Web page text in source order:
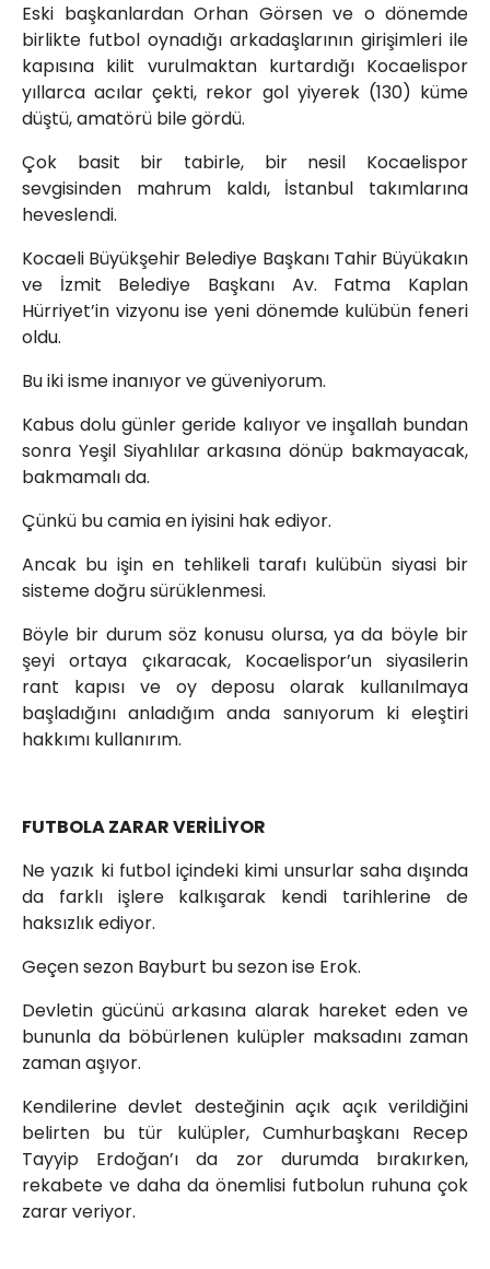
Eski başkanlardan Orhan Görsen ve o dönemde
birlikte futbol oynadığı arkadaşlarının girişimleri ile
kapısına kilit vurulmaktan kurtardığı Kocaelispor
yıllarca acılar çekti, rekor gol yiyerek (130) küme
düştü, amatörü bile gördü.
Çok basit bir tabirle, bir nesil Kocaelispor
sevgisinden mahrum kaldı, İstanbul takımlarına
heveslendi.
Kocaeli Büyükşehir Belediye Başkanı Tahir Büyükakın
ve İzmit Belediye Başkanı Av. Fatma Kaplan
Hürriyet’in vizyonu ise yeni dönemde kulübün feneri
oldu.
Bu iki isme inanıyor ve güveniyorum.
Kabus dolu günler geride kalıyor ve inşallah bundan
sonra Yeşil Siyahlılar arkasına dönüp bakmayacak,
bakmamalı da.
Çünkü bu camia en iyisini hak ediyor.
Ancak bu işin en tehlikeli tarafı kulübün siyasi bir
sisteme doğru sürüklenmesi.
Böyle bir durum söz konusu olursa, ya da böyle bir
şeyi ortaya çıkaracak, Kocaelispor’un siyasilerin
rant kapısı ve oy deposu olarak kullanılmaya
başladığını anladığım anda sanıyorum ki eleştiri
hakkımı kullanırım.
FUTBOLA ZARAR VERİLİYOR
Ne yazık ki futbol içindeki kimi unsurlar saha dışında
da farklı işlere kalkışarak kendi tarihlerine de
haksızlık ediyor.
Geçen sezon Bayburt bu sezon ise Erok.
Devletin gücünü arkasına alarak hareket eden ve
bununla da böbürlenen kulüpler maksadını zaman
zaman aşıyor.
Kendilerine devlet desteğinin açık açık verildiğini
belirten bu tür kulüpler, Cumhurbaşkanı Recep
Tayyip Erdoğan’ı da zor durumda bırakırken,
rekabete ve daha da önemlisi futbolun ruhuna çok
zarar veriyor.